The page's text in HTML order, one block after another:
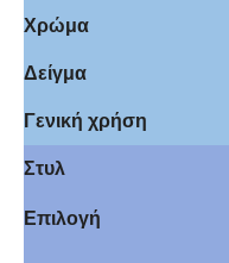
Χρώμα
Δείγμα
Γενική χρήση
Στυλ
Επιλογή